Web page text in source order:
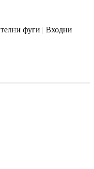
фуги | Входни